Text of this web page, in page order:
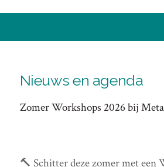
Nieuws en agenda
Zomer Workshops 2026 bij
🔨 Schitter deze zomer met een